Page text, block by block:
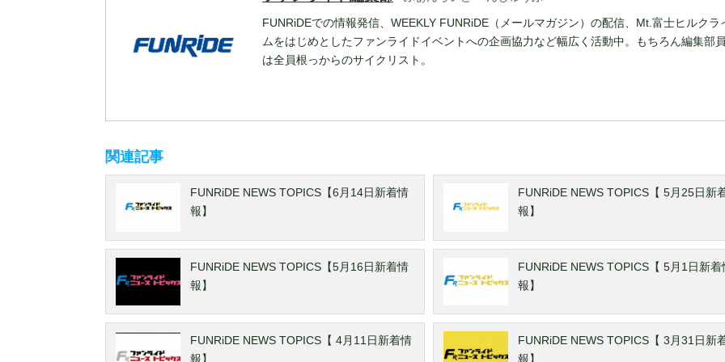
FUNRiDEでの情報発信、WEEKLY FUNRiDE（メールマガジン）の配信、Mt.富士ヒルクラ
ムをはじめとしたファンライドイベントへの企画協力など幅広く活動中。もちろん編集部員
は全員根っからのサイクリスト。
関連記事
FUNRiDE NEWS TOPICS【6月14日新着情
報】
FUNRiDE NEWS TOPICS【 5月25日新
報】
FUNRiDE NEWS TOPICS【5月16日新着情
報】
FUNRiDE NEWS TOPICS【 5月1日新着
報】
FUNRiDE NEWS TOPICS【 4月11日新着情
報】
FUNRiDE NEWS TOPICS【 3月31日新
報】